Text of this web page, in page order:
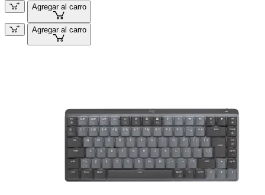
Agregar al carro
Agregar al carro